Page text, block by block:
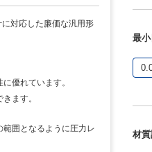
対応した廉価な汎用形
優れています。
ます。
囲となるように圧力レ
最
材